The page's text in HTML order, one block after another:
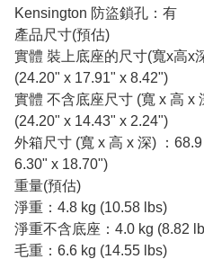
Kensington 防盜鎖孔：有
產品尺寸(預估)
實體 裝上底座的尺寸(寬x高x
(24.20" x 17.91" x 8.42")
實體 不含底座尺寸 (寬 x 高 x
(24.20" x 14.43" x 2.24")
外箱尺寸 (寬 x 高 x 深) ：
6.30" x 18.70")
重量(預估)
淨重：4.8 kg (10.58 lbs)
淨重不含底座：4.0 kg (8.82
毛重：6.6 kg (14.55 lbs)